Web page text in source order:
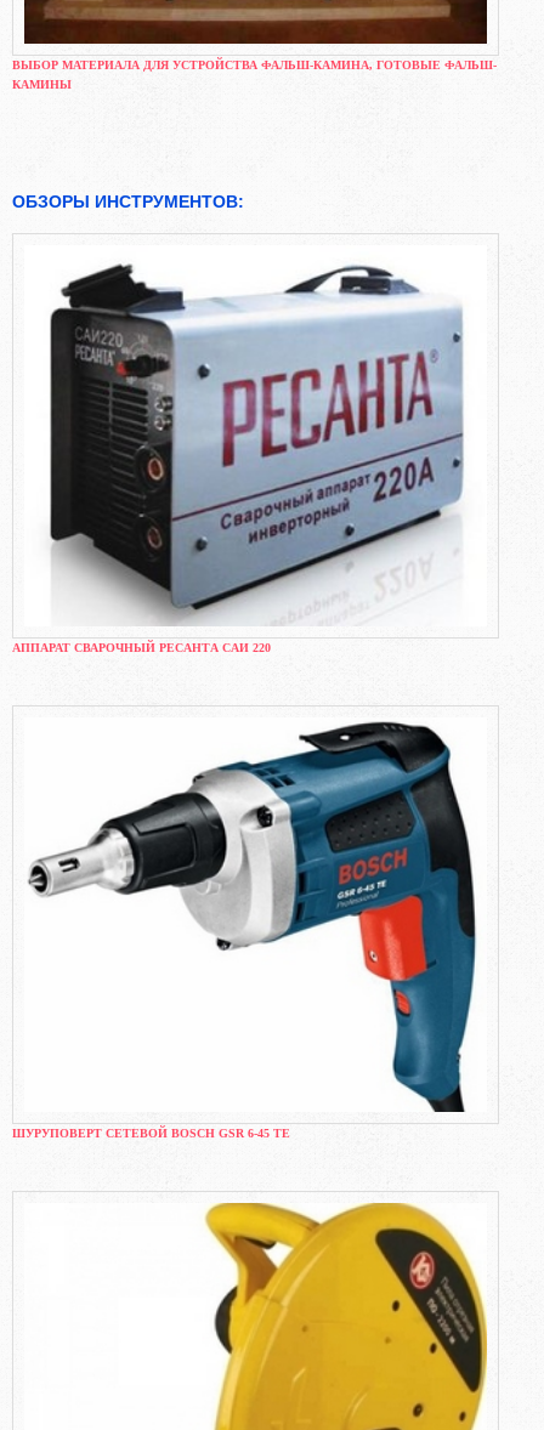
ВЫБОР МАТЕРИАЛА ДЛЯ УСТРОЙСТВА ФАЛЬШ-КАМИНА, ГОТОВЫЕ ФАЛЬШ-
КАМИНЫ
ОБЗОРЫ ИНСТРУМЕНТОВ:
АППАРАТ СВАРОЧНЫЙ РЕСАНТА САИ 220
ШУРУПОВЕРТ СЕТЕВОЙ BOSCH GSR 6-45 TE